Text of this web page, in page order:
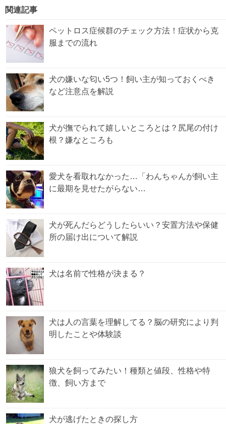
関連記事
ペットロス症候群のチェック方法！症状から克
服までの流れ
犬の嫌いな匂い5つ！飼い主が知っておくべき
など注意点を解説
犬が撫でられて嬉しいところとは？尻尾の付け
根？嫌なところも
愛犬を看取れなかった…「わんちゃんが飼い主
に最期を見せたがらない…
犬が死んだらどうしたらいい？安置方法や保健
所の届け出について解説
犬は名前で性格が決まる？
犬は人の言葉を理解してる？脳の研究により判
明したことや体験談
狼犬を飼ってみたい！種類と値段、性格や特
徴、飼い方まで
犬が逃げたときの探し方